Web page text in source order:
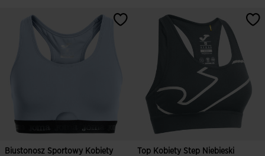
4,2 z 5 ocen klientów 4,8 z 5 ocen klientów
Biustonosz Sportowy Kobiety
Top Kobiety Step Niebieski